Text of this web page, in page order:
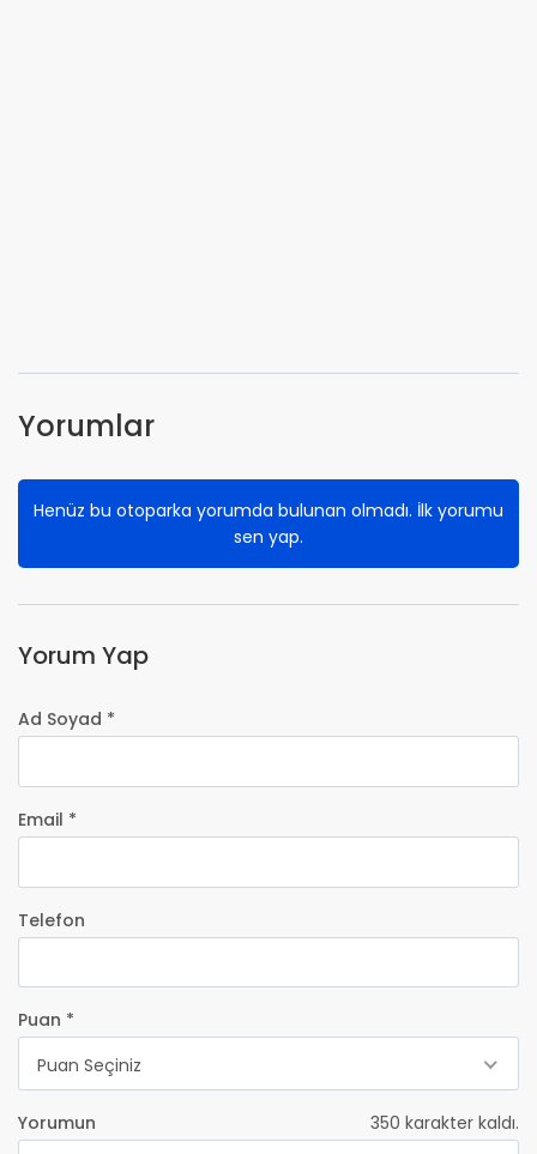
Yorumlar
Henüz bu otoparka yorumda bulunan olmadı. İlk yorumu
sen yap.
Yorum Yap
Ad Soyad *
Email *
Telefon
Puan *
Puan Seçiniz
Yorumun 350 karakter kaldı.